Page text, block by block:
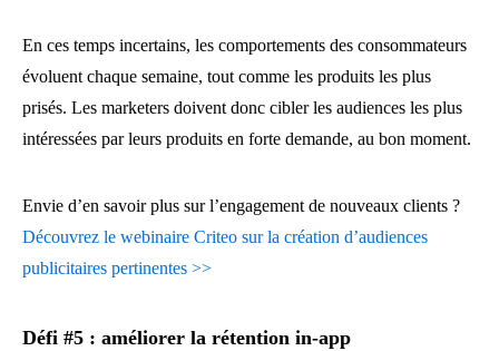
En ces temps incertains, les comportements des consommateurs
évoluent chaque semaine, tout comme les produits les plus
prisés. Les marketers doivent donc cibler les audiences les plus
intéressées par leurs produits en forte demande, au bon moment.
Envie d’en savoir plus sur l’engagement de nouveaux clients ?
Découvrez le webinaire Criteo sur la création d’audiences
publicitaires pertinentes >>
Défi #5 : améliorer la rétention in-app